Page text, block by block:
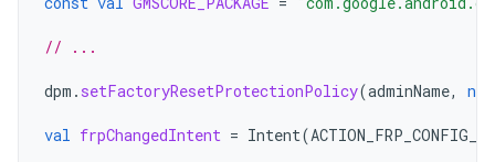
// ...
dpm . setFactoryResetProtectionPolicy(adminName,
val frpChangedIntent = Intent(